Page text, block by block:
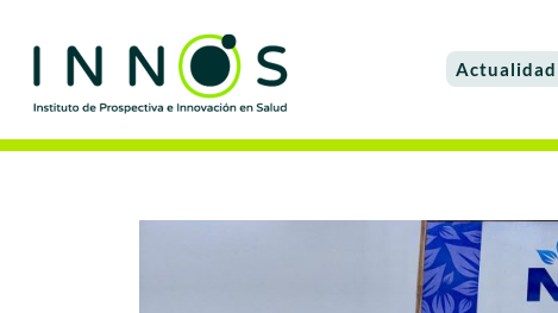
Actualidad